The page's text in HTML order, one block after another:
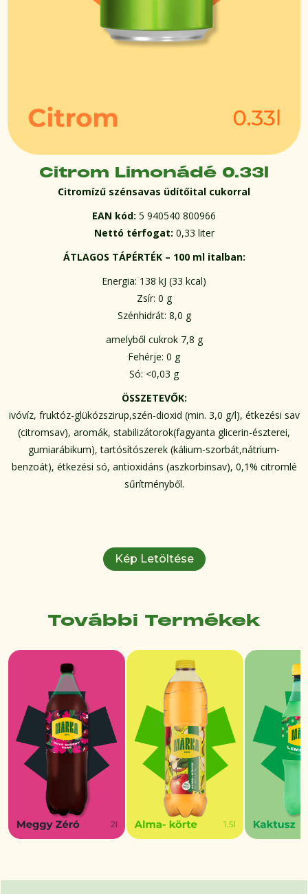
Citrom Limonádé 0.33l
Citromízű szénsavas üdítőital cukorral
EAN kód: 5 940540 800966
Nettó térfogat: 0,33 liter
ÁTLAGOS TÁPÉRTÉK – 100 ml italban:
Energia: 138 kJ (33 kcal)
Zsír: 0 g
Szénhidrát: 8,0 g
amelyből cukrok 7,8 g
Fehérje: 0 g
Só: <0,03 g
ÖSSZETEVŐK:
ivóvíz, fruktóz-glükózszirup,szén-dioxid (min. 3,0 g/l), étkezési sav
(citromsav), aromák, stabilizátorok(fagyanta glicerin-észterei,
gumiarábikum), tartósítószerek (kálium-szorbát,nátrium-
benzoát), étkezési só, antioxidáns (aszkorbinsav), 0,1% citromlé
sűrítményből.
Kép Letöltése
További Termékek